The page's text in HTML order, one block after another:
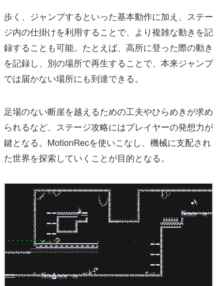
歩く、ジャンプするといった基本動作に加え、ステー
ジ内の仕掛けを利用することで、より複雑な動きを記
録することも可能。たとえば、高所に登った際の動き
を記録し、別の場所で再生することで、本来ジャンプ
では届かない場所にも到達できる。
足場のない断崖を越えるための工夫やひらめきが求め
られるなど、ステージ攻略にはプレイヤーの発想力が
鍵となる。MotionRecを使いこなし、機械に支配され
た世界を探索していくことが目的となる。